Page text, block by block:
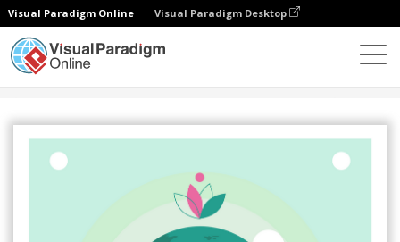
Visual Paradigm Online Visual Paradigm Desktop